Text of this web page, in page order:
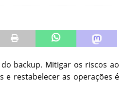
IA se torna um risco
NOTÍCIAS
backup. Mitigar os riscos ao
e restabelecer as operações é